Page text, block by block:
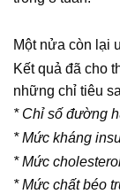
Một nửa còn lại
Kết quả đã cho
những chỉ tiêu
* Chỉ số đường
* Mức kháng
* Mức
* Mức chất béo